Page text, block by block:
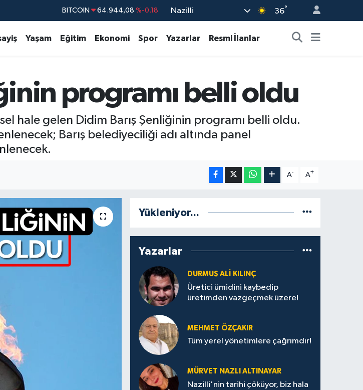
BITCOIN 64.944,08 %-0.18
EURO 55,2510 %0.32
BİST100 13.779 %-14
Nazilli 36°
Yaşam Eğitim Ekonomi Spor Yazarlar Resmi İlanlar
programı belli oldu
hale gelen Didim Barış Şenliğinin programı belli oldu.
Barış belediyeciliği adı altında panel
A- A+
Yükleniyor...
Yazarlar
DURMUŞ ALI KILINÇ
Üretici ümidini kaybedip
üretimden vazgeçmek üzere!
MEHMET ÖZÇAKIR
Tüm yerel yönetimlere çağrımdır!
MÜRVET NAZLI ALTINAYAR
Nazilli'nin tarihi çöküyor, biz hala